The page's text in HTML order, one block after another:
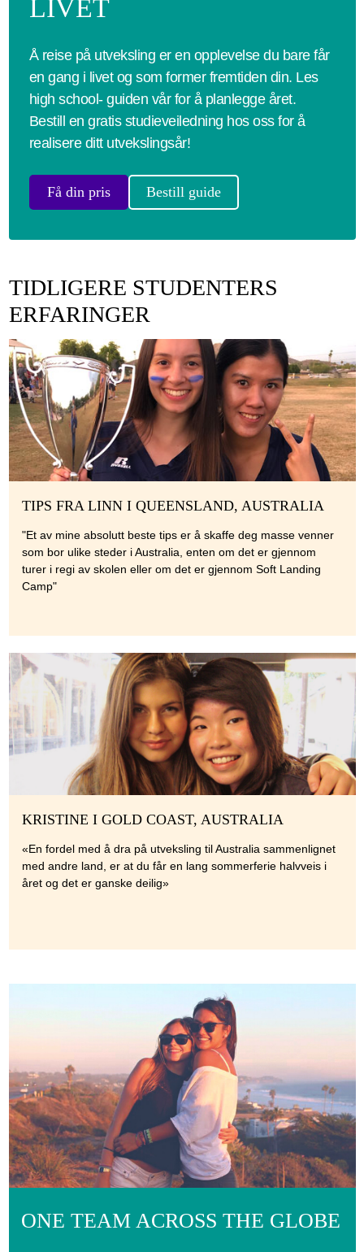
LIVET
Å reise på utveksling er en opplevelse du bare får
en gang i livet og som former fremtiden din. Les
high school- guiden vår for å planlegge året.
Bestill en gratis studieveiledning hos oss for å
realisere ditt utvekslingsår!
Få din pris Bestill guide
TIDLIGERE STUDENTERS
ERFARINGER
TIPS FRA LINN I QUEENSLAND, AUSTRALIA
"Et av mine absolutt beste tips er å skaffe deg masse venner
som bor ulike steder i Australia, enten om det er gjennom
turer i regi av skolen eller om det er gjennom Soft Landing
Camp"
KRISTINE I GOLD COAST, AUSTRALIA
«En fordel med å dra på utveksling til Australia sammenlignet
med andre land, er at du får en lang sommerferie halvveis i
året og det er ganske deilig»
ONE TEAM ACROSS THE GLOBE